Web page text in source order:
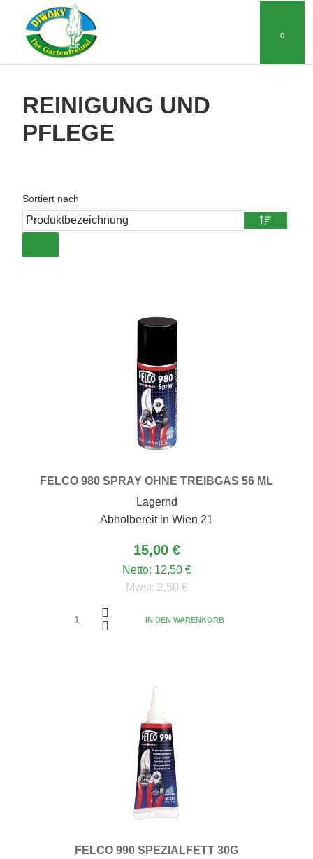
0
REINIGUNG UND
PFLEGE
Sortiert nach
FELCO 980 SPRAY OHNE TREIBGAS 56 ML
Lagernd
Abholbereit in Wien 21
15,00 €
Netto: 12,50 €
Mwst: 2,50 €
IN DEN WARENKORB
FELCO 990 SPEZIALFETT 30G